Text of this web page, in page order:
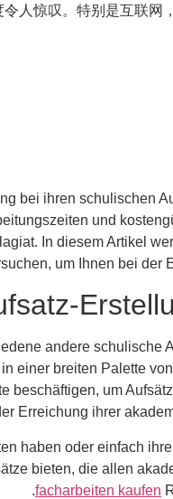
人惊叹。特别是互联网
bei ihren schulischen
und
In diesem Artikel
um Ihnen bei der
andere schulische
einer breiten Palette
beschäftigen, um
Erreichung ihrer
haben oder einfach
bieten, die allen
facharbeiten kaufen